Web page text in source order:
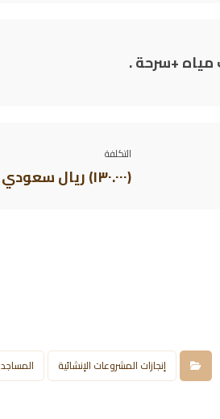
مياه +سرحة .
التكلفة
(١٣٠.٠٠٠) ريال سعودي
إنجازات المشروعات الإنشائية المساجد